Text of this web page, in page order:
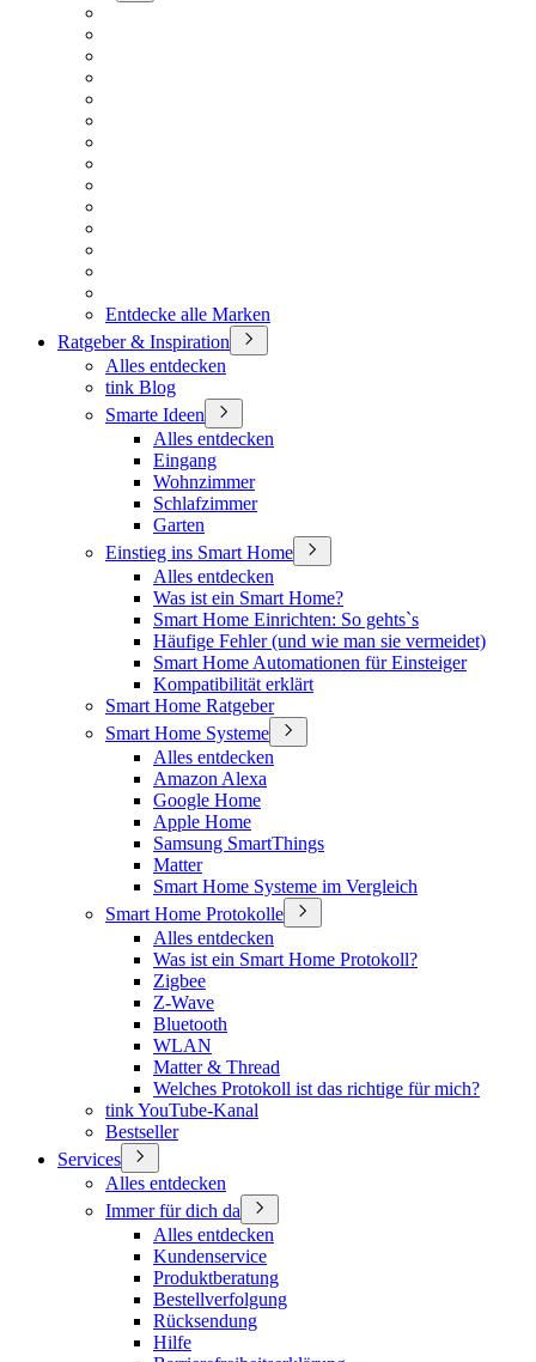
Entdecke alle Marken
Ratgeber & Inspiration
Alles entdecken
tink Blog
Smarte Ideen
Alles entdecken
Eingang
Wohnzimmer
Schlafzimmer
Garten
Einstieg ins Smart Home
Alles entdecken
Was ist ein Smart Home?
Smart Home Einrichten: So gehts`s
Häufige Fehler (und wie man sie vermeidet)
Smart Home Automationen für Einsteiger
Kompatibilität erklärt
Smart Home Ratgeber
Smart Home Systeme
Alles entdecken
Amazon Alexa
Google Home
Apple Home
Samsung SmartThings
Matter
Smart Home Systeme im Vergleich
Smart Home Protokolle
Alles entdecken
Was ist ein Smart Home Protokoll?
Zigbee
Z-Wave
Bluetooth
WLAN
Matter & Thread
Welches Protokoll ist das richtige für mich?
tink YouTube-Kanal
Bestseller
Services
Alles entdecken
Immer für dich da
Alles entdecken
Kundenservice
Produktberatung
Bestellverfolgung
Rücksendung
Hilfe